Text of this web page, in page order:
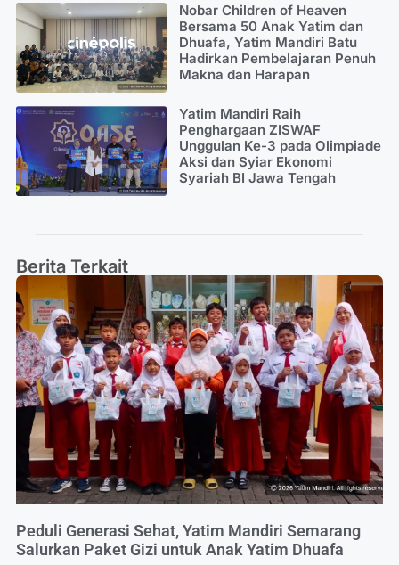
Nobar Children of Heaven
Bersama 50 Anak Yatim dan
Dhuafa, Yatim Mandiri Batu
Hadirkan Pembelajaran Penuh
Makna dan Harapan
Yatim Mandiri Raih
Penghargaan ZISWAF
Unggulan Ke-3 pada Olimpiade
Aksi dan Syiar Ekonomi
Syariah BI Jawa Tengah
Berita Terkait
Peduli Generasi Sehat, Yatim Mandiri Semarang
Salurkan Paket Gizi untuk Anak Yatim Dhuafa